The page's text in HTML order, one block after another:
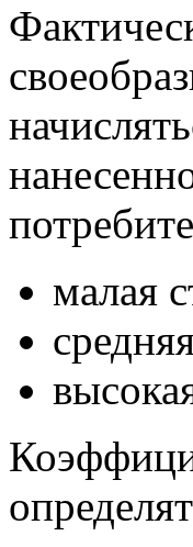
малая